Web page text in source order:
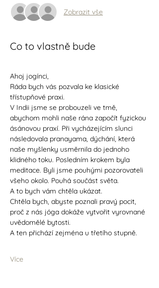
Zobrazit vše
Co to vlastně bude
Ahoj jogínci,
Ráda bych vás pozvala ke klasické
třístupňové praxi.
V Indii jsme se probouzeli ve tmě,
abychom mohli naše rána započít fyzickou
ásánovou praxí. Při vycházejícím slunci
následovala pranayama, dýchání, která
naše myšlenky usměrnila do jednoho
klidného toku. Posledním krokem byla
meditace. Byli jsme pouhými pozorovateli
všeho okolo. Pouhá součást světa.
A to bych vám chtěla ukázat.
Chtěla bych, abyste poznali pravý pocit,
proč z nás jóga dokáže vytvořit vyrovnané
uvědomělé bytosti.
A ten přichází zejména u třetího stupně.
Více